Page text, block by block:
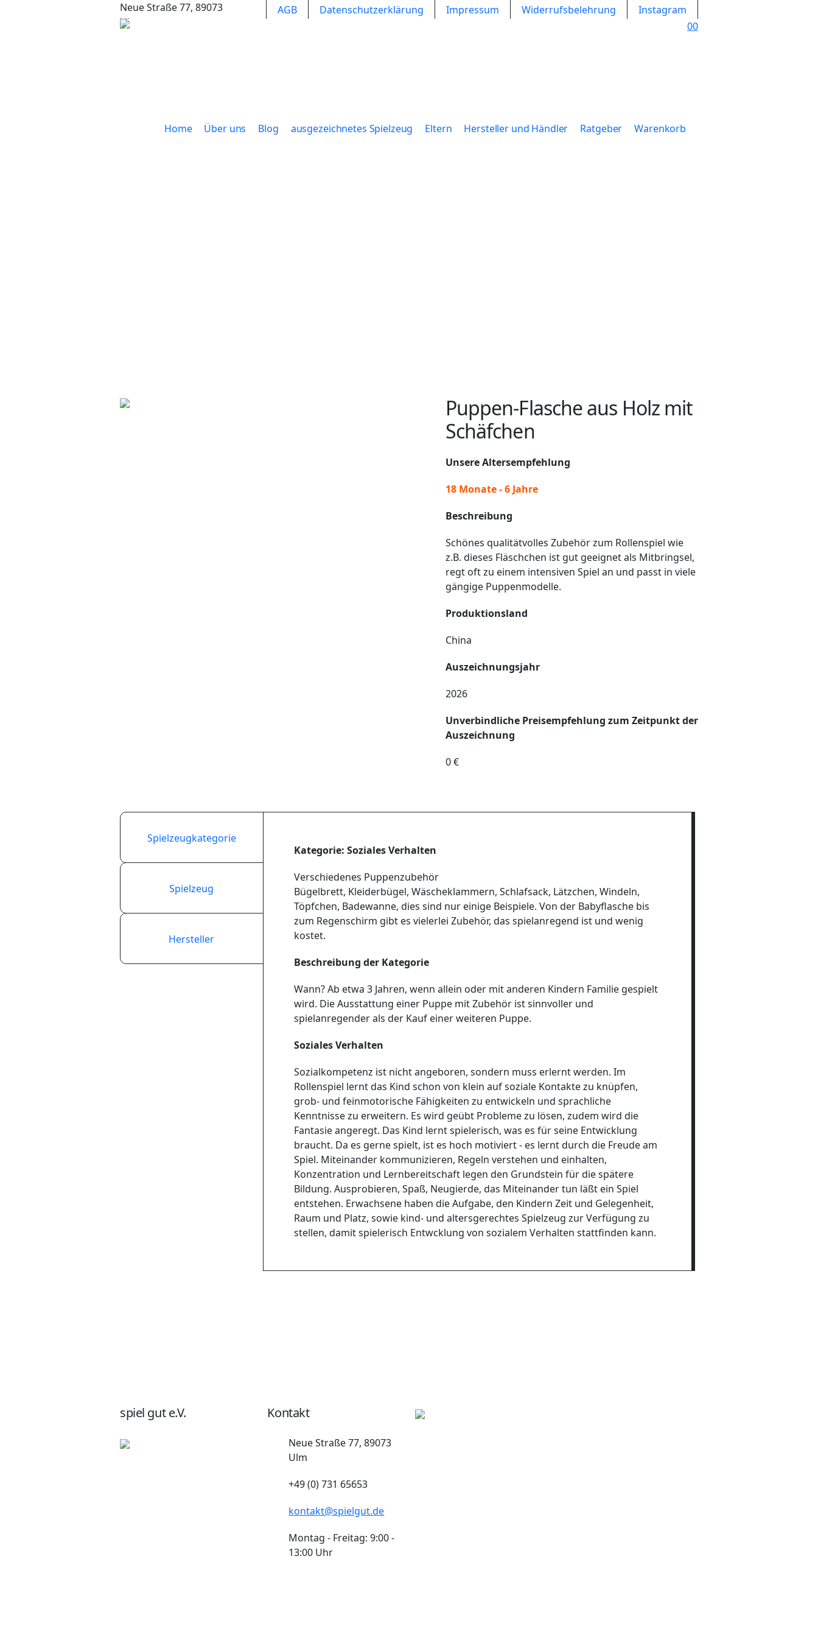
AGB Datenschutzerklärung Impressum Widerrufsbelehrung Instagram
Neue Straße 77, 89073
Ulm
00
Home Über uns Blog ausgezeichnetes Spielzeug Eltern Hersteller und Händler Ratgeber Warenkorb
Puppen-Flasche aus Holz mit
Schäfchen
Unsere Altersempfehlung
18 Monate - 6 Jahre
Beschreibung
Schönes qualitätvolles Zubehör zum Rollenspiel wie
z.B. dieses Fläschchen ist gut geeignet als Mitbringsel,
regt oft zu einem intensiven Spiel an und passt in viele
gängige Puppenmodelle.
Produktionsland
China
Auszeichnungsjahr
2026
Unverbindliche Preisempfehlung zum Zeitpunkt der
Auszeichnung
0 €
Spielzeugkategorie
Spielzeug
Hersteller
Kategorie: Soziales Verhalten
Verschiedenes Puppenzubehör
Bügelbrett, Kleiderbügel, Wäscheklammern, Schlafsack, Lätzchen, Windeln,
Töpfchen, Badewanne, dies sind nur einige Beispiele. Von der Babyflasche bis
zum Regenschirm gibt es vielerlei Zubehör, das spielanregend ist und wenig
kostet.
Beschreibung der Kategorie
Wann? Ab etwa 3 Jahren, wenn allein oder mit anderen Kindern Familie gespielt
wird. Die Ausstattung einer Puppe mit Zubehör ist sinnvoller und
spielanregender als der Kauf einer weiteren Puppe.
Soziales Verhalten
Sozialkompetenz ist nicht angeboren, sondern muss erlernt werden. Im
Rollenspiel lernt das Kind schon von klein auf soziale Kontakte zu knüpfen,
grob- und feinmotorische Fähigkeiten zu entwickeln und sprachliche
Kenntnisse zu erweitern. Es wird geübt Probleme zu lösen, zudem wird die
Fantasie angeregt. Das Kind lernt spielerisch, was es für seine Entwicklung
braucht. Da es gerne spielt, ist es hoch motiviert - es lernt durch die Freude am
Spiel. Miteinander kommunizieren, Regeln verstehen und einhalten,
Konzentration und Lernbereitschaft legen den Grundstein für die spätere
Bildung. Ausprobieren, Spaß, Neugierde, das Miteinander tun läßt ein Spiel
entstehen. Erwachsene haben die Aufgabe, den Kindern Zeit und Gelegenheit,
Raum und Platz, sowie kind- und altersgerechtes Spielzeug zur Verfügung zu
stellen, damit spielerisch Entwcklung von sozialem Verhalten stattfinden kann.
spiel gut e.V. Kontakt
Neue Straße 77, 89073
Ulm
+49 (0) 731 65653
kontakt@spielgut.de
Montag - Freitag: 9:00 -
13:00 Uhr